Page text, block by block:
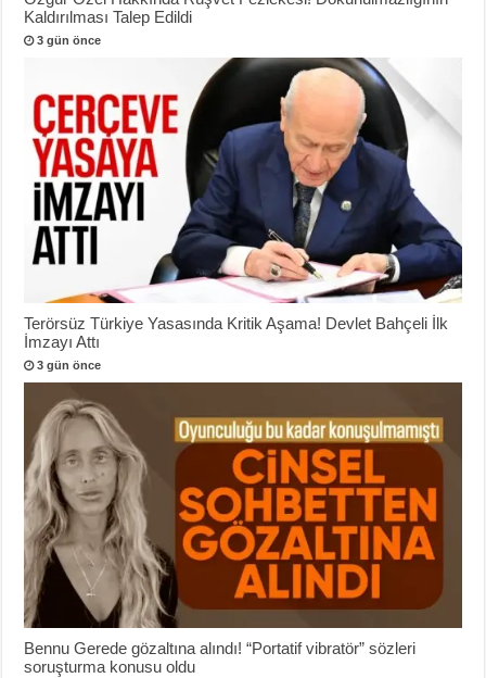
Kaldırılması Talep Edildi
3 gün önce
Terörsüz Türkiye Yasasında Kritik Aşama! Devlet Bahçeli İlk
İmzayı Attı
3 gün önce
Bennu Gerede gözaltına alındı! “Portatif vibratör” sözleri
soruşturma konusu oldu